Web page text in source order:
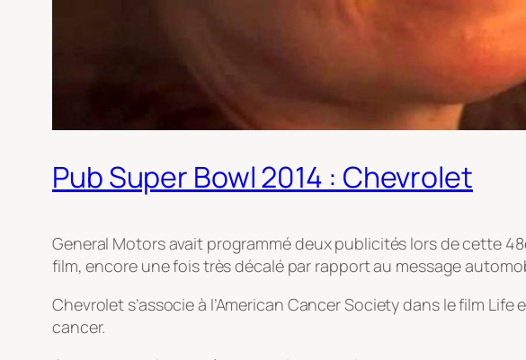
Pub Super Bowl 2014 : Chevrolet
General Motors avait programmé deux publicités lors de cette
film, encore une fois très décalé par rapport au message
Chevrolet s’associe à l’American Cancer Society dans le film
cancer.